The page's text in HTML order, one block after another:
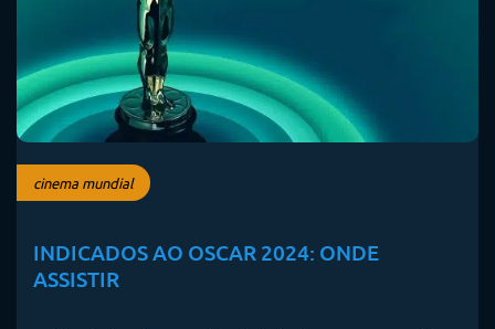
cinema mundial
INDICADOS AO OSCAR 2024: ONDE
ASSISTIR